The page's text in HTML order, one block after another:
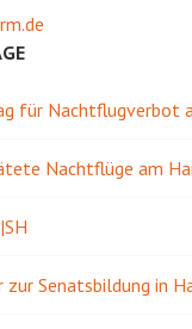
für Nachtflugverbot
Nachtflüge am
zur Senatsbildung in